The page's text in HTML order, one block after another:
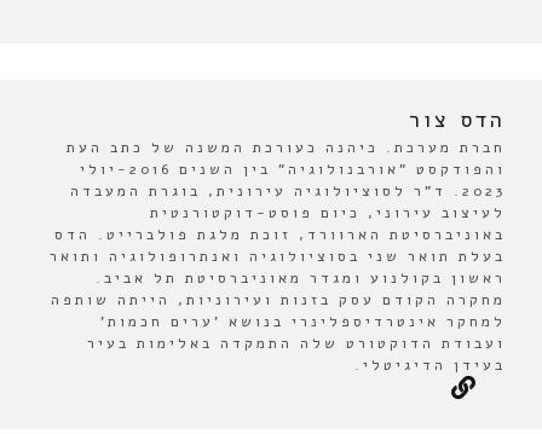
הדס צור
חברת מערכת. כיהנה כעורכת המשנה של כתב העת
והפודקסט "אורבנולוגיה" בין השנים 2016-יולי
2023. ד"ר לסוציולוגיה עירונית, בוגרת המעבדה
לעיצוב עירוני, כיום פוסט-דוקטורנטית
באוניברסיטת הארוורד, זוכת מלגת פולברייט. הדס
בעלת תואר שני בסוציולוגיה ואנתרופולוגיה ותואר
ראשון בקולנוע ומגדר מאוניברסיטת תל אביב.
מחקרה הקודם עסק בזנות ועירוניות, הייתה שותפה
למחקר אינטרדיספלינרי בנושא 'ערים חכמות'
ועבודת הדוקטורט שלה התמקדה באלימות בעיר
בעידן הדיגיטלי.